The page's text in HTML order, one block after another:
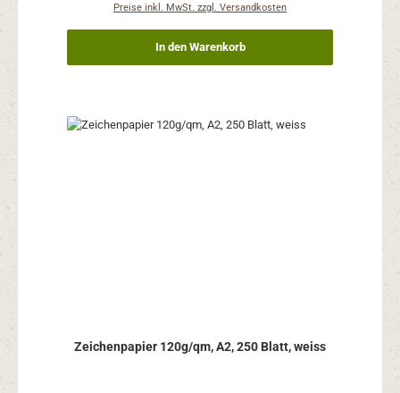
Preise inkl. MwSt. zzgl. Versandkosten
In den Warenkorb
Zeichenpapier 120g/qm, A2, 250 Blatt, weiss